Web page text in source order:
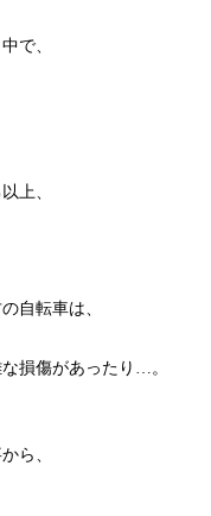
で、
上、
自転車は、
損傷があったり…。
ら、